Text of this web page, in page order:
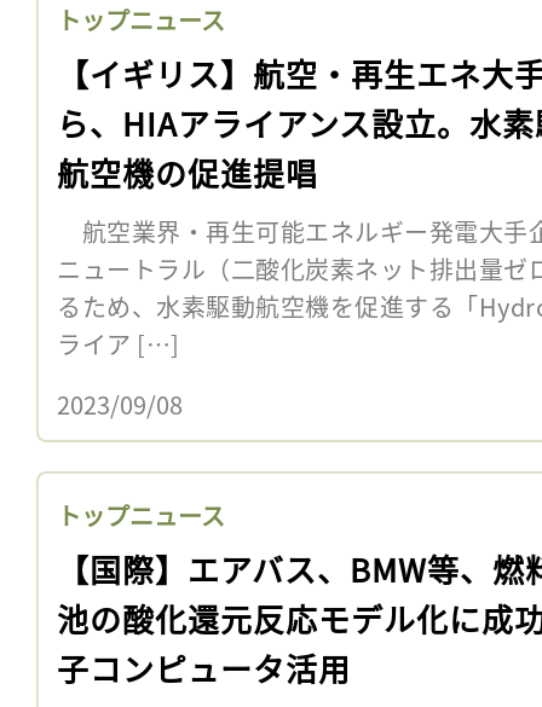
トップニュース
【イギリス】航空・再生エネ大
ら、HIAアライアンス設立。水
航空機の促進提唱
航空業界・再生可能エネルギー発電大手
ニュートラル（二酸化炭素ネット排出量
るため、水素駆動航空機を促進する「
ライア […]
2023/09/08
トップニュース
【国際】エアバス、BMW等、燃
池の酸化還元反応モデル化に成
子コンピュータ活用